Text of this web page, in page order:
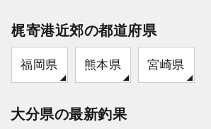
梶寄港近郊の都道府県
福岡県 熊本県 宮崎県
大分県の最新釣果